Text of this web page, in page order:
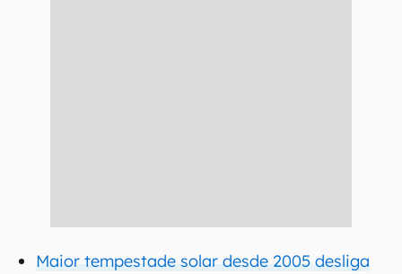
Maior tempestade solar desde 2005 desliga